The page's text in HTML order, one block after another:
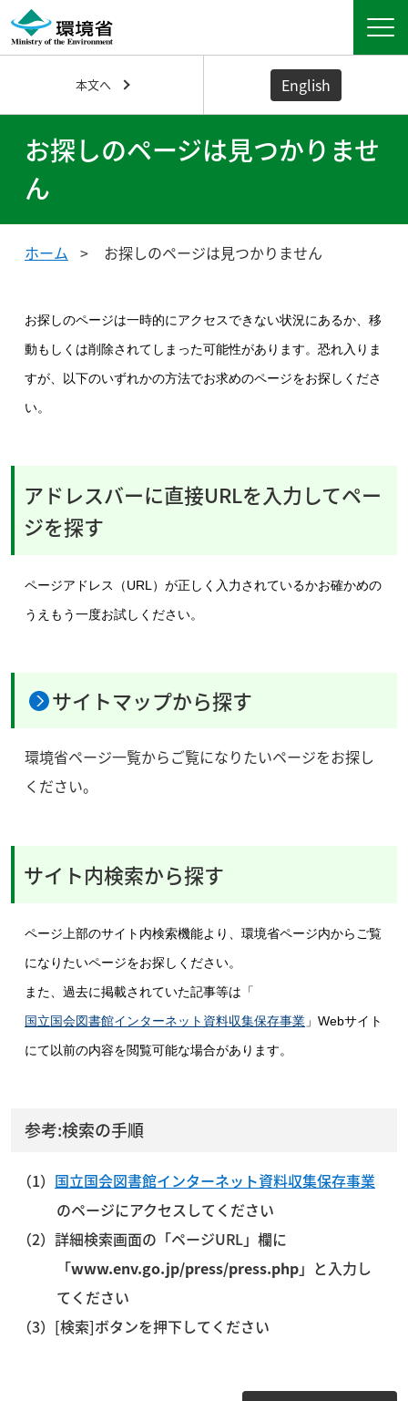
本文へ English
お探しのページは見つかりませ
ん
ホーム お探しのページは見つかりません
お探しのページは一時的にアクセスできない状況にあるか、移
動もしくは削除されてしまった可能性があります。恐れ入りま
すが、以下のいずれかの方法でお求めのページをお探しくださ
い。
アドレスバーに直接URLを入力してペー
ジを探す
ページアドレス（URL）が正しく入力されているかお確かめの
うえもう一度お試しください。
サイトマップから探す
環境省ページ一覧からご覧になりたいページをお探し
ください。
サイト内検索から探す
ページ上部のサイト内検索機能より、環境省ページ内からご覧
になりたいページをお探しください。
また、過去に掲載されていた記事等は「
国立国会図書館インターネット資料収集保存事業 」Webサイト
にて以前の内容を閲覧可能な場合があります。
参考:検索の手順
国立国会図書館インターネット資料収集保存事業
のページにアクセスしてください
詳細検索画面の「ページURL」欄に
「www.env.go.jp/press/press.php」と入力し
てください
[検索]ボタンを押下してください